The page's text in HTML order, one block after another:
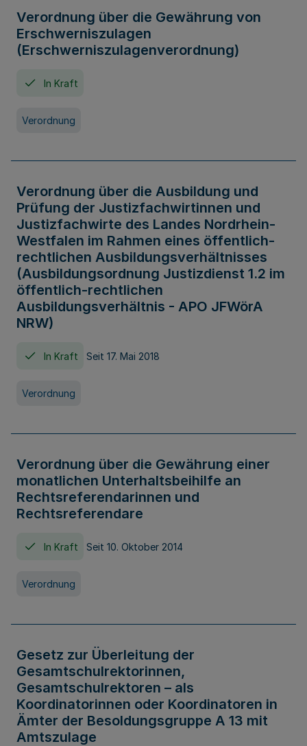
Verordnung über die Gewährung von
Erschwerniszulagen
(Erschwerniszulagenverordnung)
In Kraft
Verordnung
Verordnung über die Ausbildung und
Prüfung der Justizfachwirtinnen und
Justizfachwirte des Landes Nordrhein-
Westfalen im Rahmen eines öffentlich-
rechtlichen Ausbildungsverhältnisses
(Ausbildungsordnung Justizdienst 1.2 im
öffentlich-rechtlichen
Ausbildungsverhältnis - APO JFWörA
NRW)
In Kraft Seit 17. Mai 2018
Verordnung
Verordnung über die Gewährung einer
monatlichen Unterhaltsbeihilfe an
Rechtsreferendarinnen und
Rechtsreferendare
In Kraft Seit 10. Oktober 2014
Verordnung
Gesetz zur Überleitung der
Gesamtschulrektorinnen,
Gesamtschulrektoren – als
Koordinatorinnen oder Koordinatoren in
Ämter der Besoldungsgruppe A 13 mit
Amtszulage